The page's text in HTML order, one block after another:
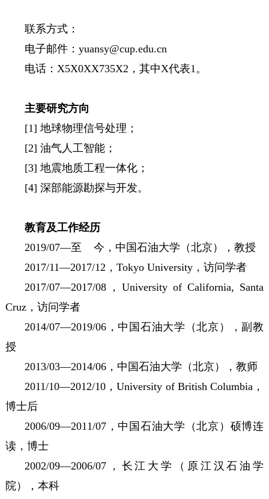
联系方式：
电子邮件：yuansy@cup.edu.cn
电话：X5X0XX735X2，其中X代表1。
主要研究方向
[1] 地球物理信号处理；
[2] 油气人工智能；
[3] 地震地质工程一体化；
[4] 深部能源勘探与开发。
教育及工作经历
2019/07—至 今，中国石油大学（北京），教授
2017/11—2017/12，Tokyo University，访问学者
2017/07—2017/08，University of California, Santa
Cruz，访问学者
2014/07—2019/06，中国石油大学（北京），副教
授
2013/03—2014/06，中国石油大学（北京），教师
2011/10—2012/10，University of British Columbia，
博士后
2006/09—2011/07，中国石油大学（北京）硕博连
读，博士
2002/09—2006/07，长江大学（原江汉石油学
院），本科